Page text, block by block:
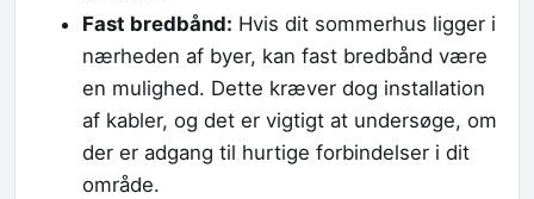
Fast bredbånd: Hvis dit sommerhus ligger i
nærheden af byer, kan fast bredbånd være
en mulighed. Dette kræver dog installation
af kabler, og det er vigtigt at undersøge, om
der er adgang til hurtige forbindelser i dit
område.